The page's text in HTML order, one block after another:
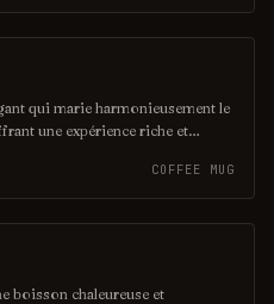
de crème fouettée et de cacao en
qui marie harmonieusement le
une expérience riche et
en apportant une douceur
raffinée ou une soirée entre
COFFEE MUG
boisson chaleureuse et